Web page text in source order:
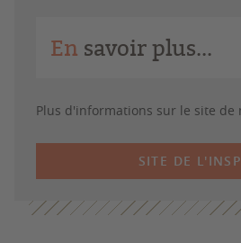
En savoir plus...
Plus d'informations sur le site de
SITE DE